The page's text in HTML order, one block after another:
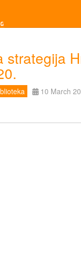
strategija
10 March